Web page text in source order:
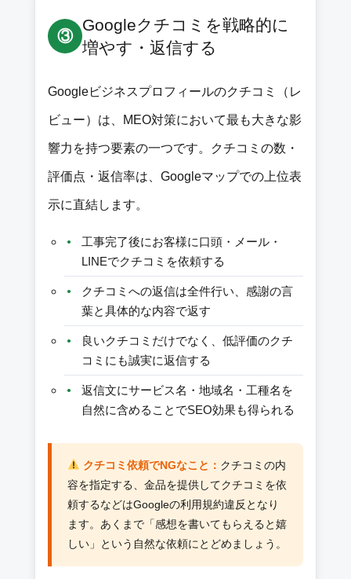
③
Googleクチコミを戦略的に
増やす・返信する
Googleビジネスプロフィールのクチコミ（レ
ビュー）は、MEO対策において最も大きな影
響力を持つ要素の一つです。クチコミの数・
評価点・返信率は、Googleマップでの上位表
示に直結します。
工事完了後にお客様に口頭・メール・
LINEでクチコミを依頼する
クチコミへの返信は全件行い、感謝の言
葉と具体的な内容で返す
良いクチコミだけでなく、低評価のクチ
コミにも誠実に返信する
返信文にサービス名・地域名・工種名を
自然に含めることでSEO効果も得られる
クチコミ依頼でNGなこと： クチコミの内
容を指定する、金品を提供してクチコミを依
頼するなどはGoogleの利用規約違反となり
ます。あくまで「感想を書いてもらえると嬉
しい」という自然な依頼にとどめましょう。